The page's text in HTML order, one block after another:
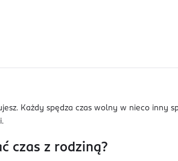
Każdy spędza czas wolny w nieco inny
czas z rodziną?